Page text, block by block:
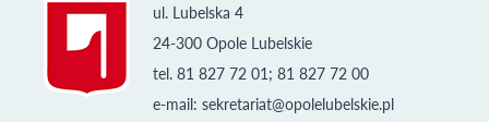
ul. Lubelska 4
24-300 Opole Lubelskie
tel. 81 827 72 01; 81 827 72 00
e-mail: sekretariat@opolelubelskie.pl